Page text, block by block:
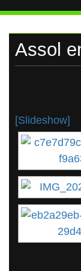
Assol
[Slideshow]